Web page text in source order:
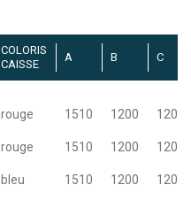
COLORIS
CAISSE
A B C
rouge 1510 1200 1200
rouge 1510 1200 1200
bleu 1510 1200 1200